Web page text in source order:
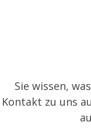
Sie wissen,
Kontakt zu uns